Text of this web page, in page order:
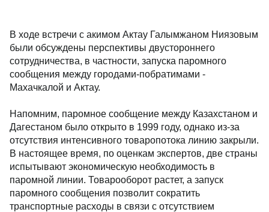
В ходе встречи с акимом Актау Галымжаном Ниязовым
были обсуждены перспективы двустороннего
сотрудничества, в частности, запуска паромного
сообщения между городами-побратимами -
Махачкалой и Актау.
Напомним, паромное сообщение между Казахстаном и
Дагестаном было открыто в 1999 году, однако из-за
отсутствия интенсивного товаропотока линию закрыли.
В настоящее время, по оценкам экспертов, две страны
испытывают экономическую необходимость в
паромной линии. Товарооборот растет, а запуск
паромного сообщения позволит сократить
транспортные расходы в связи с отсутствием